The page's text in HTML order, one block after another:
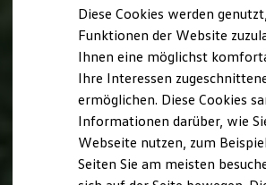
Für Privatkunden
Für Gewerbekunden
Leasing
Für Privatkunden
Für Gewerbekunden
Versicherungen & Garantien
Garantien
Kfz-Versicherung für
Restschuldversicherung
Wartungsverträge
Besitzer & Service
Diese Cookies werden
Funktionen der Website
Ihnen eine möglichst
Ihre Interessen
ermöglichen. Diese Cookies
Informationen darüber, wie
Webseite nutzen, zum
Seiten Sie am meisten